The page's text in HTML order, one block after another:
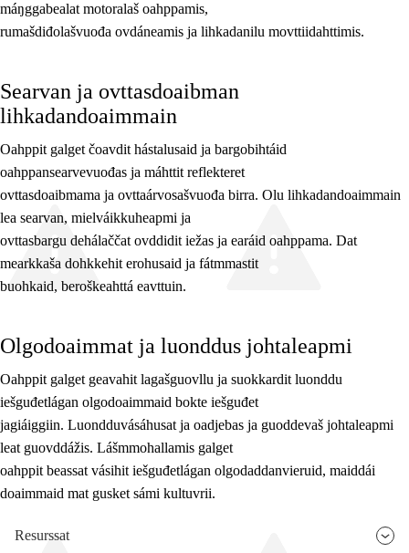
máŋggabealat motoralaš oahppamis,
rumašdiđolašvuođa ovdáneamis ja lihkadanilu movttiidahttimis.
Searvan ja ovttasdoaibman
lihkadandoaimmain
Oahppit galget čoavdit hástalusaid ja bargobihtáid
oahppansearvevuođas ja máhttit reflekteret
ovttasdoaibmama ja ovttaárvosašvuođa birra. Olu lihkadandoaimmain
lea searvan, mielváikkuheapmi ja
ovttasbargu dehálaččat ovddidit iežas ja earáid oahppama. Dat
mearkkaša dohkkehit erohusaid ja fátmmastit
buohkaid, beroškeahttá eavttuin.
Olgodoaimmat ja luonddus johtaleapmi
Oahppit galget geavahit lagašguovllu ja suokkardit luonddu
iešguđetlágan olgodoaimmaid bokte iešguđet
jagiáiggiin. Luondduvásáhusat ja oadjebas ja guoddevaš johtaleapmi
leat guovddážis. Lášmmohallamis galget
oahppit beassat vásihit iešguđetlágan olgodaddanvieruid, maiddái
doaimmaid mat gusket sámi kultuvrii.
Resurssat